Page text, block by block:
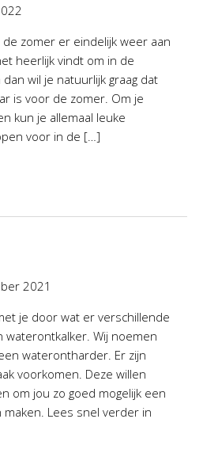
zomer er eindelijk weer aan
heerlijk vindt om in de
wil je natuurlijk graag dat
is voor de zomer. Om je
kun je allemaal leuke
voor in de […]
2021
je door wat er verschillende
waterontkalker. Wij noemen
waterontharder. Er zijn
voorkomen. Deze willen
om jou zo goed mogelijk een
Lees snel verder in